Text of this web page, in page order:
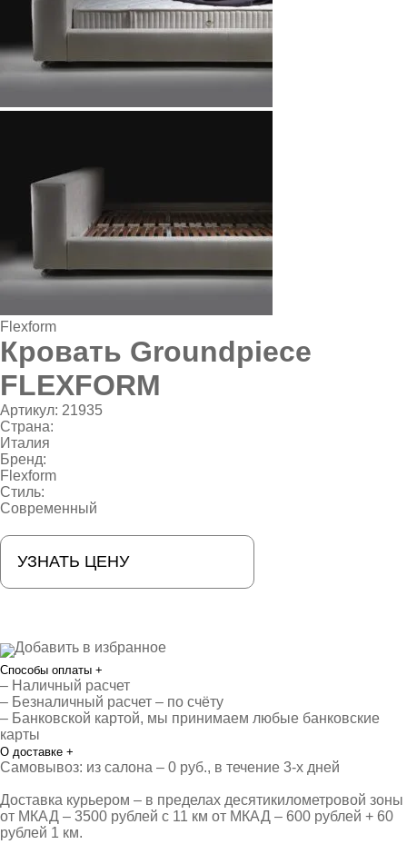
Flexform
Кровать Groundpiece
FLEXFORM
Артикул: 21935
Страна:
Италия
Бренд:
Flexform
Стиль:
Современный
УЗНАТЬ ЦЕНУ
Добавить в избранное
Способы оплаты +
– Наличный расчет
– Безналичный расчет – по счёту
– Банковской картой, мы принимаем любые банковские
карты
О доставке +
Самовывоз: из салона – 0 руб., в течение 3-х дней
Доставка курьером – в пределах десятикилометровой зоны
от МКАД – 3500 рублей с 11 км от МКАД – 600 рублей + 60
рублей 1 км.